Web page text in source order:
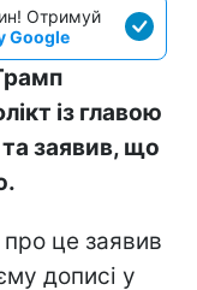
Отримуй
Google
із главою
заявив, що
про це заявив
дописі у